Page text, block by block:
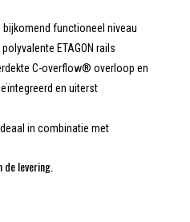
functioneel niveau
ETAGON rails
C-overflow® overloop en
en uiterst
in combinatie met
de levering.